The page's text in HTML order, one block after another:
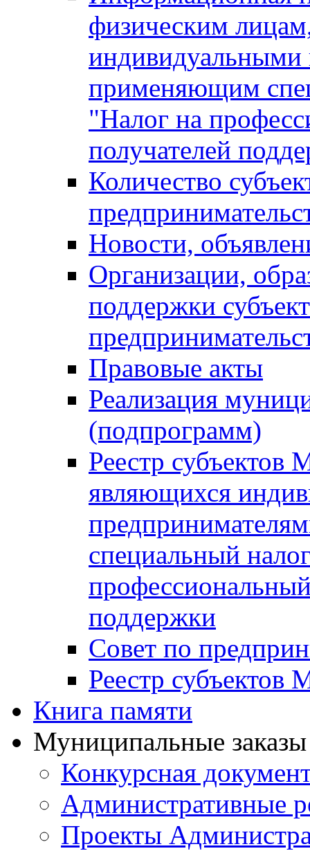
физическим
индивидуальными
применяющим
"Налог на
получателей
Количество
Новости,
Организации,
поддержки
Правовые акты
Реализация
(подпрограмм)
Реестр
являющихся
специальный
поддержки
Совет по
Реестр
Книга памяти
Муниципальные
Конкурсная
Административные
Проекты